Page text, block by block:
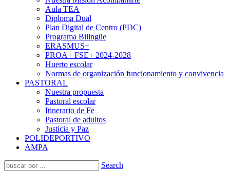
Aula TEA
Diploma Dual
Plan Digital de Centro (PDC)
Programa Bilingüe
ERASMUS+
PROA+ FSE+ 2024-2028
Huerto escolar
Normas de organización funcionamiento y convivencia
PASTORAL
Nuestra propuesta
Pastoral escolar
Itinerario de Fe
Pastoral de adultos
Justicia y Paz
POLIDEPORTIVO
AMPA
Search